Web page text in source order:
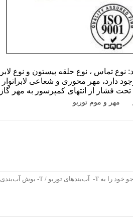
تماس ، نوع حلقه پیستون و نوع
دارد، مهر محوری و شعاعی
فشار از انتهای کمپرسور به مهر
مهر و موم توربو